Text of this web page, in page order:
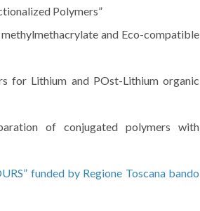
Polymers”
and Eco-compatible
for Lithium and POst-Lithium organic
of conjugated polymers with
funded by Regione Toscana bando